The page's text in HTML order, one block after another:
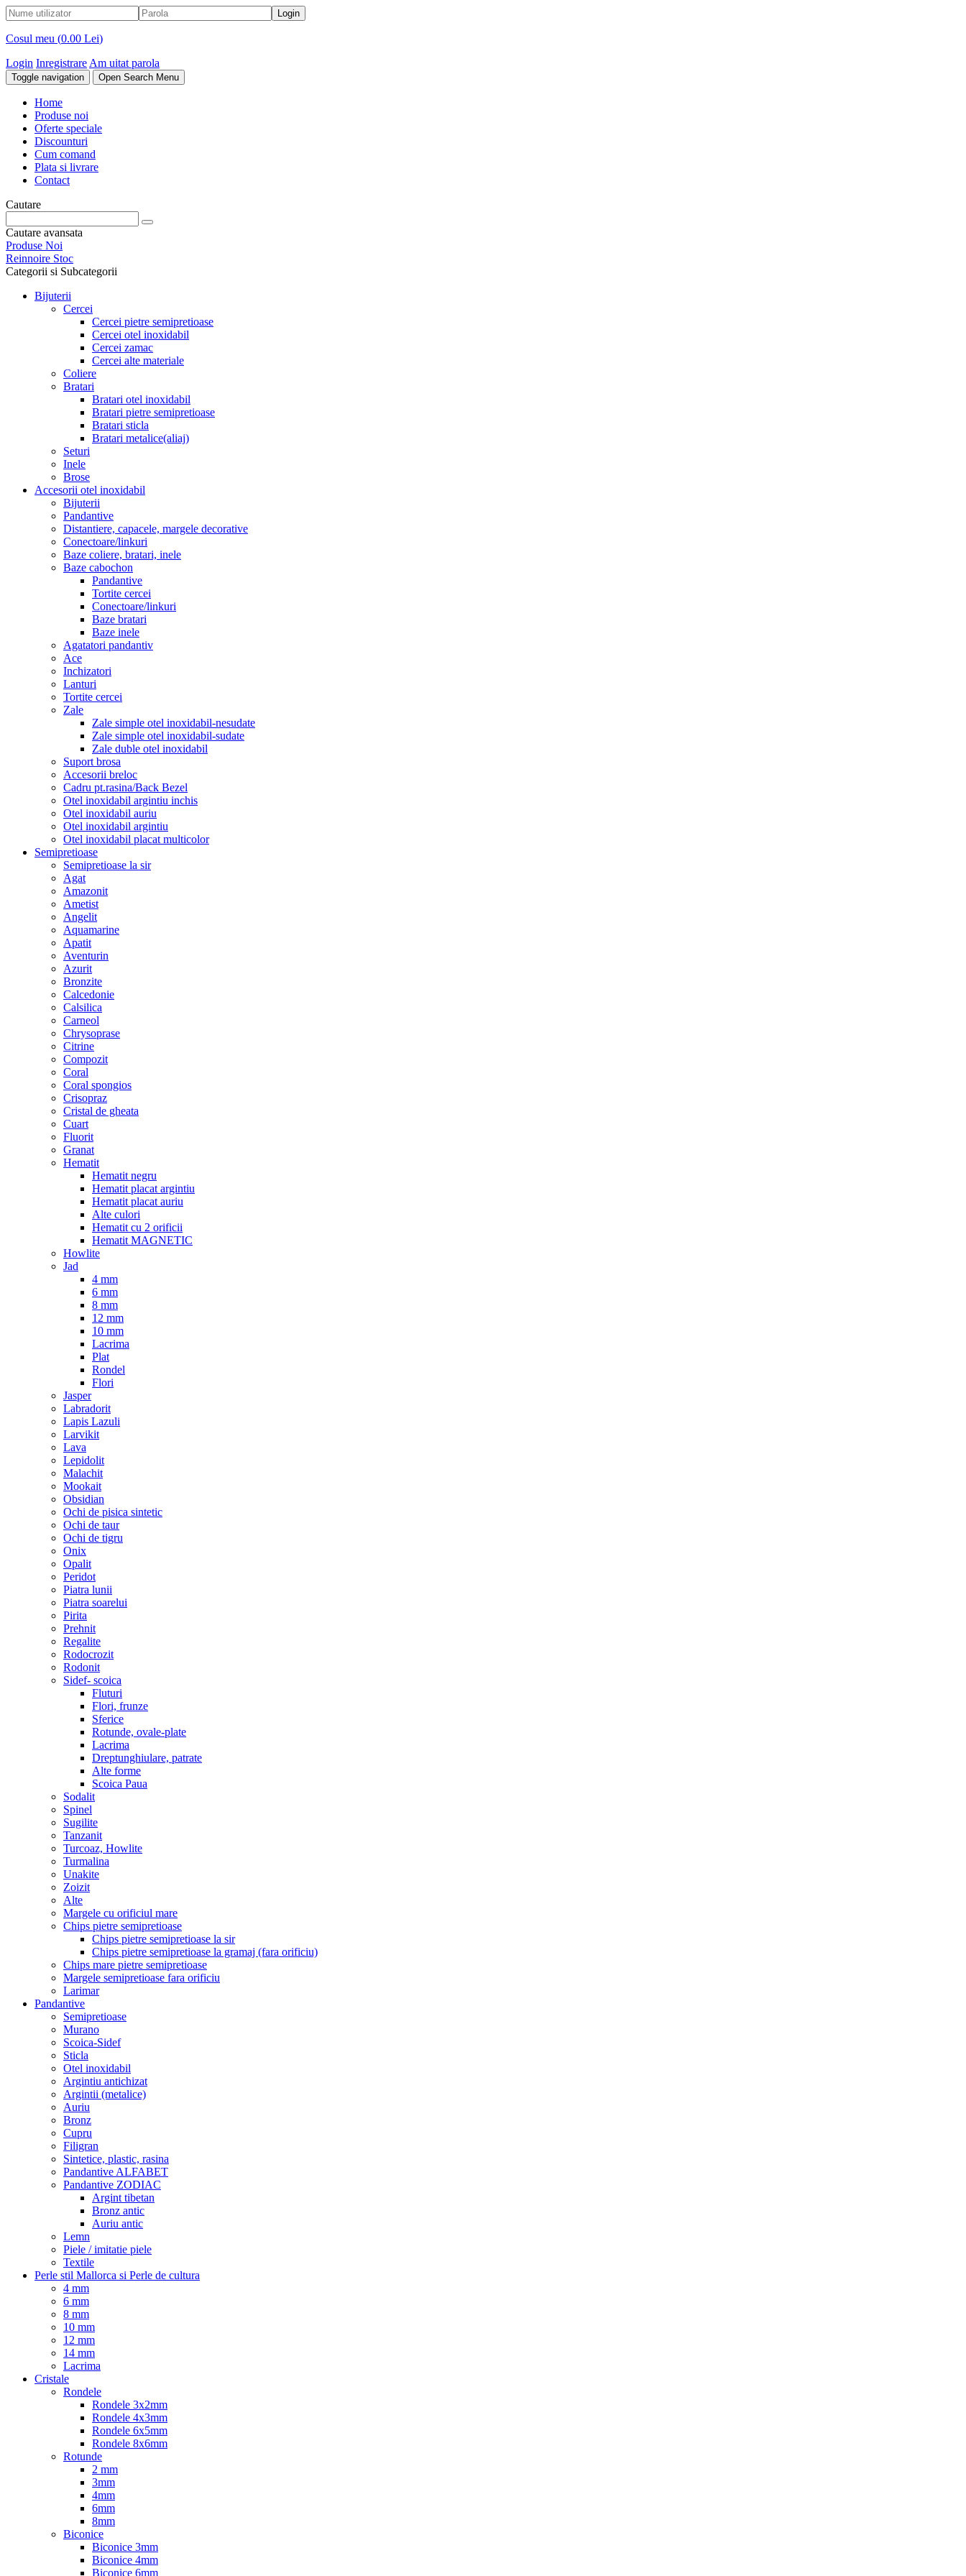
Cosul meu (0.00 Lei)
Login Inregistrare Am uitat parola
Toggle navigation Open Search Menu
Home
Produse noi
Oferte speciale
Discounturi
Cum comand
Plata si livrare
Contact
Cautare
Cautare avansata
Produse Noi
Reinnoire Stoc
Categorii si Subcategorii
Bijuterii
Cercei
Cercei pietre semipretioase
Cercei otel inoxidabil
Cercei zamac
Cercei alte materiale
Coliere
Bratari
Bratari otel inoxidabil
Bratari pietre semipretioase
Bratari sticla
Bratari metalice(aliaj)
Seturi
Inele
Brose
Accesorii otel inoxidabil
Bijuterii
Pandantive
Distantiere, capacele, margele decorative
Conectoare/linkuri
Baze coliere, bratari, inele
Baze cabochon
Pandantive
Tortite cercei
Conectoare/linkuri
Baze bratari
Baze inele
Agatatori pandantiv
Ace
Inchizatori
Lanturi
Tortite cercei
Zale
Zale simple otel inoxidabil-nesudate
Zale simple otel inoxidabil-sudate
Zale duble otel inoxidabil
Suport brosa
Accesorii breloc
Cadru pt.rasina/Back Bezel
Otel inoxidabil argintiu inchis
Otel inoxidabil auriu
Otel inoxidabil argintiu
Otel inoxidabil placat multicolor
Semipretioase
Semipretioase la sir
Agat
Amazonit
Ametist
Angelit
Aquamarine
Apatit
Aventurin
Azurit
Bronzite
Calcedonie
Calsilica
Carneol
Chrysoprase
Citrine
Compozit
Coral
Coral spongios
Crisopraz
Cristal de gheata
Cuart
Fluorit
Granat
Hematit
Hematit negru
Hematit placat argintiu
Hematit placat auriu
Alte culori
Hematit cu 2 orificii
Hematit MAGNETIC
Howlite
Jad
4 mm
6 mm
8 mm
12 mm
10 mm
Lacrima
Plat
Rondel
Flori
Jasper
Labradorit
Lapis Lazuli
Larvikit
Lava
Lepidolit
Malachit
Mookait
Obsidian
Ochi de pisica sintetic
Ochi de taur
Ochi de tigru
Onix
Opalit
Peridot
Piatra lunii
Piatra soarelui
Pirita
Prehnit
Regalite
Rodocrozit
Rodonit
Sidef- scoica
Fluturi
Flori, frunze
Sferice
Rotunde, ovale-plate
Lacrima
Dreptunghiulare, patrate
Alte forme
Scoica Paua
Sodalit
Spinel
Sugilite
Tanzanit
Turcoaz, Howlite
Turmalina
Unakite
Zoizit
Alte
Margele cu orificiul mare
Chips pietre semipretioase
Chips pietre semipretioase la sir
Chips pietre semipretioase la gramaj (fara orificiu)
Chips mare pietre semipretioase
Margele semipretioase fara orificiu
Larimar
Pandantive
Semipretioase
Murano
Scoica-Sidef
Sticla
Otel inoxidabil
Argintiu antichizat
Argintii (metalice)
Auriu
Bronz
Cupru
Filigran
Sintetice, plastic, rasina
Pandantive ALFABET
Pandantive ZODIAC
Argint tibetan
Bronz antic
Auriu antic
Lemn
Piele / imitatie piele
Textile
Perle stil Mallorca si Perle de cultura
4 mm
6 mm
8 mm
10 mm
12 mm
14 mm
Lacrima
Cristale
Rondele
Rondele 3x2mm
Rondele 4x3mm
Rondele 6x5mm
Rondele 8x6mm
Rotunde
2 mm
3mm
4mm
6mm
8mm
Biconice
Biconice 3mm
Biconice 4mm
Biconice 6mm